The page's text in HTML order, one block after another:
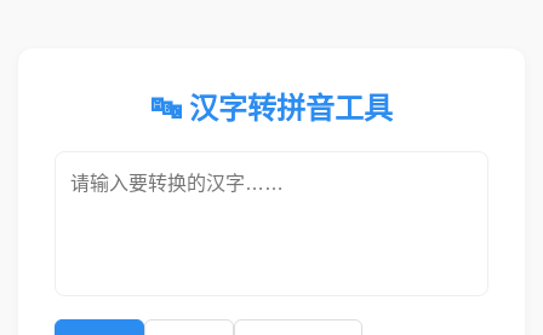
🔤 汉字转拼音工具